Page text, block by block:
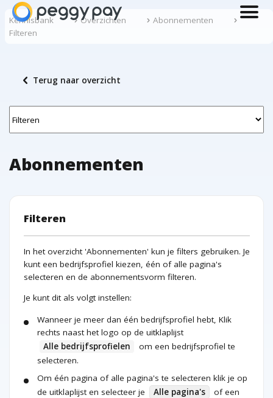
menu
Kennisbank Overzichten
Abonnementen
Filteren
chevron_left Terug naar overzicht
Abonnementen
Filteren
In het overzicht 'Abonnementen' kun je filters gebruiken. Je
kunt een bedrijfsprofiel kiezen, één of alle pagina's
selecteren en de abonnementsvorm filteren.
Je kunt dit als volgt instellen:
Wanneer je meer dan één bedrijfsprofiel hebt, Klik
rechts naast het logo op de uitklaplijst
Alle bedrijfsprofielen
om een bedrijfsprofiel te
selecteren.
Om één pagina of alle pagina's te selecteren klik je op
de uitklaplijst en selecteer je
Alle pagina's
of een